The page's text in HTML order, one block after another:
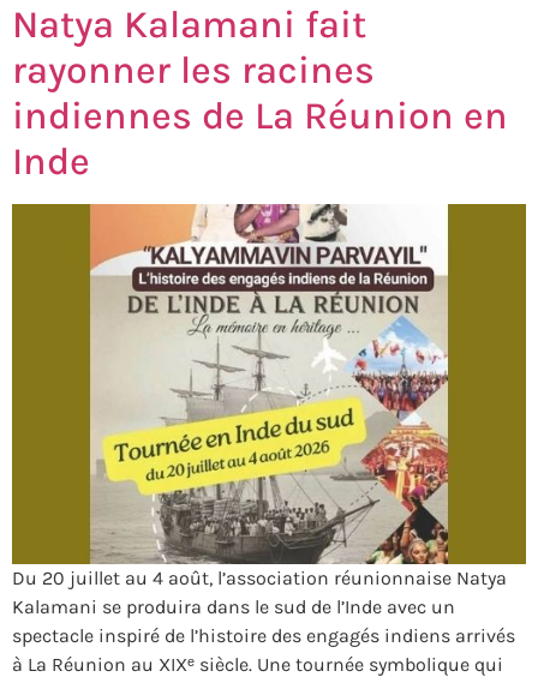
Natya Kalamani fait
rayonner les racines
indiennes de La Réunion en
Inde
Du 20 juillet au 4 août, l’association réunionnaise Natya
Kalamani se produira dans le sud de l’Inde avec un
spectacle inspiré de l’histoire des engagés indiens arrivés
à La Réunion au XIXᵉ siècle. Une tournée symbolique qui